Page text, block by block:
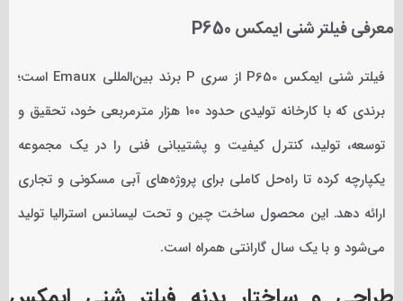
معرفی فیلتر شنی ایمکس P650
فیلتر شنی ایمکس P650 از سری P برند بین‌المللی Emaux است؛
برندی که با کارخانه تولیدی حدود ۱۰۰ هزار مترمربعی خود، تحقیق و
توسعه، تولید، کنترل کیفیت و پشتیبانی فنی را در یک مجموعه
یکپارچه کرده تا راه‌حل کاملی برای پروژه‌های آبی مسکونی و تجاری
ارائه دهد. این محصول ساخت چین و تحت لیسانس استرالیا تولید
می‌شود و با یک سال گارانتی همراه است.